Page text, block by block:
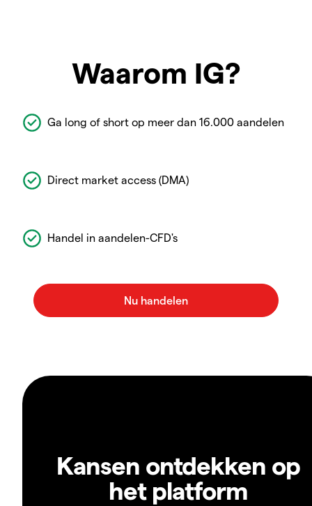
Waarom IG?
Ga long of short op meer dan 16.000 aandelen
Direct market access (DMA)
Handel in aandelen-CFD's
Kansen ontdekken op
het platform